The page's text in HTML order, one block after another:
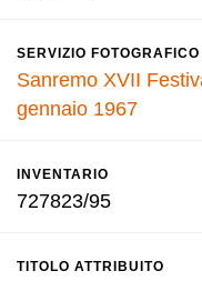
SERVIZIO FOTOGRAFICO
Sanremo XVII
gennaio 1967
INVENTARIO
727823/95
TITOLO ATTRIBUITO